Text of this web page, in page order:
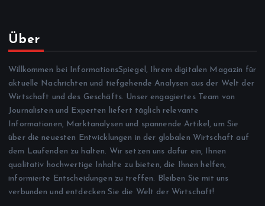
Über
Willkommen bei InformationsSpiegel, Ihrem digitalen Magazin für
aktuelle Nachrichten und tiefgehende Analysen aus der Welt der
Wirtschaft und des Geschäfts. Unser engagiertes Team von
Journalisten und Experten liefert täglich relevante
Informationen, Marktanalysen und spannende Artikel, um Sie
über die neuesten Entwicklungen in der globalen Wirtschaft auf
dem Laufenden zu halten. Wir setzen uns dafür ein, Ihnen
qualitativ hochwertige Inhalte zu bieten, die Ihnen helfen,
informierte Entscheidungen zu treffen. Bleiben Sie mit uns
verbunden und entdecken Sie die Welt der Wirtschaft!